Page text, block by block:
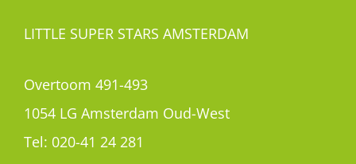
LITTLE SUPER STARS AMSTERDAM
Overtoom 491-493
1054 LG Amsterdam Oud-West
Tel: 020-41 24 281